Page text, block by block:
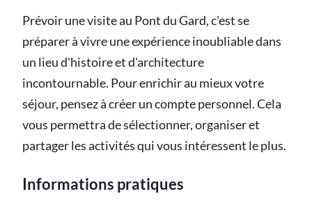
Prévoir une visite au Pont du Gard, c'est se
préparer à vivre une expérience inoubliable dans
un lieu d'histoire et d'architecture
incontournable. Pour enrichir au mieux votre
séjour, pensez à créer un compte personnel. Cela
vous permettra de sélectionner, organiser et
partager les activités qui vous intéressent le plus.
Informations pratiques